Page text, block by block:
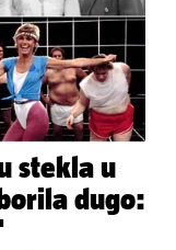
stekla u
dugo: